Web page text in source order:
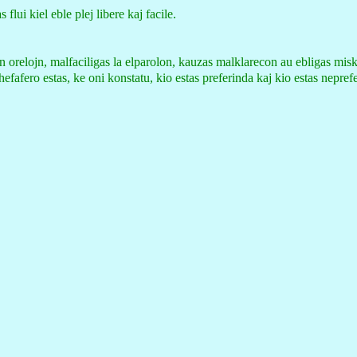
flui kiel eble plej libere kaj facile.
malfaciligas la elparolon, kauzas malklarecon au ebligas
estas, ke oni konstatu, kio estas preferinda kaj kio estas